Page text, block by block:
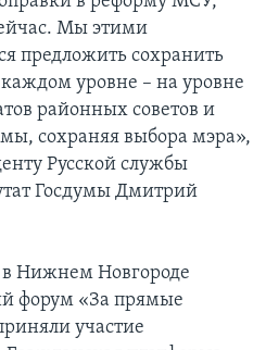
Мы этими
предложить сохранить
уровне – на уровне
районных советов и
сохраняя выбора мэра»,
Русской службы
Госдумы Дмитрий
Нижнем Новгороде
форум «За прямые
участие